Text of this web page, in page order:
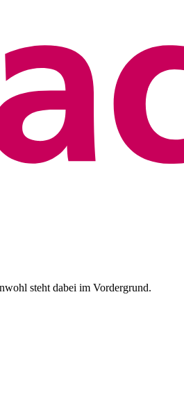
steht dabei im Vordergrund.